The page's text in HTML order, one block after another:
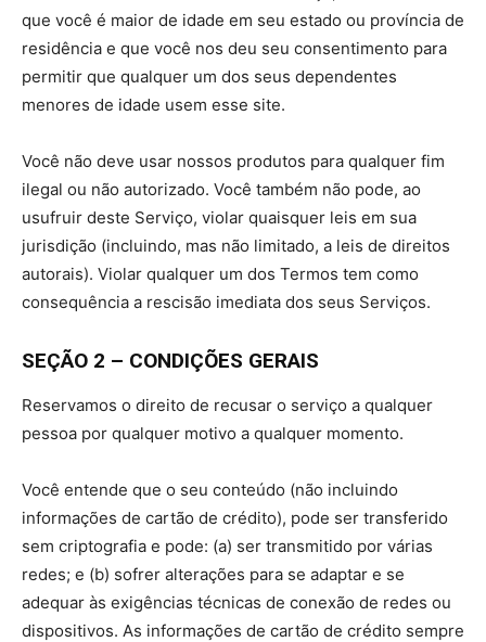
que você é maior de idade em seu estado ou província de
residência e que você nos deu seu consentimento para
permitir que qualquer um dos seus dependentes
menores de idade usem esse site.
Você não deve usar nossos produtos para qualquer fim
ilegal ou não autorizado. Você também não pode, ao
usufruir deste Serviço, violar quaisquer leis em sua
jurisdição (incluindo, mas não limitado, a leis de direitos
autorais). Violar qualquer um dos Termos tem como
consequência a rescisão imediata dos seus Serviços.
SEÇÃO 2 – CONDIÇÕES GERAIS
Reservamos o direito de recusar o serviço a qualquer
pessoa por qualquer motivo a qualquer momento.
Você entende que o seu conteúdo (não incluindo
informações de cartão de crédito), pode ser transferido
sem criptografia e pode: (a) ser transmitido por várias
redes; e (b) sofrer alterações para se adaptar e se
adequar às exigências técnicas de conexão de redes ou
dispositivos. As informações de cartão de crédito sempre